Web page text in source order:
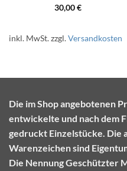
30,00€
inkl. MwSt.zzgl.Versandkosten
Die im Shop angebotenen
entwickelte und nach dem
gedruckt Einzelstücke. Die
Warenzeichen sind
Die Nennung Geschützter